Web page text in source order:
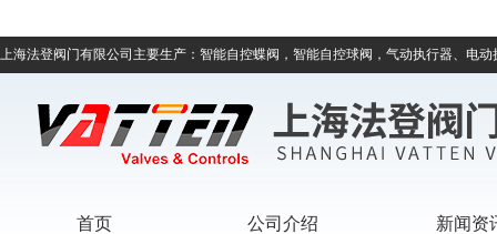
上海法登阀门有限公司主要生产：智能自控蝶阀，智能自控球阀，气动执行器、电
首页 公司介绍 新闻资